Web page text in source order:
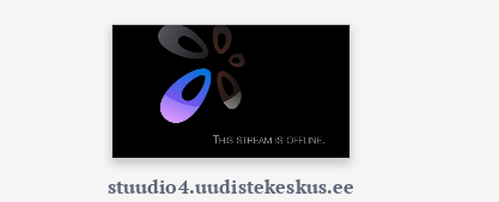
stuudio4.uudistekeskus.ee